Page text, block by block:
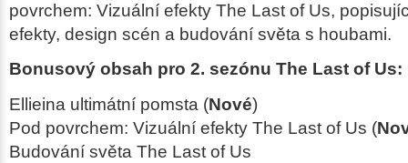
povrchem: Vizuální efekty The Last of Us,
efekty, design scén a budování světa s houbami.
Bonusový obsah pro 2. sezónu The Last of Us:
Ellieina ultimátní pomsta (Nové)
Pod povrchem: Vizuální efekty The Last of Us (
Budování světa The Last of Us